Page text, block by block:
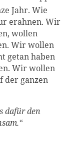
Jahr. Wie
erahnen. Wir
wollen
Wir wollen
getan haben
Wir wollen
der ganzen
dafür den